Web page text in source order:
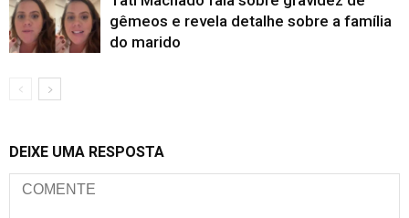
gêmeos e revela detalhe sobre a família
do marido
DEIXE UMA RESPOSTA